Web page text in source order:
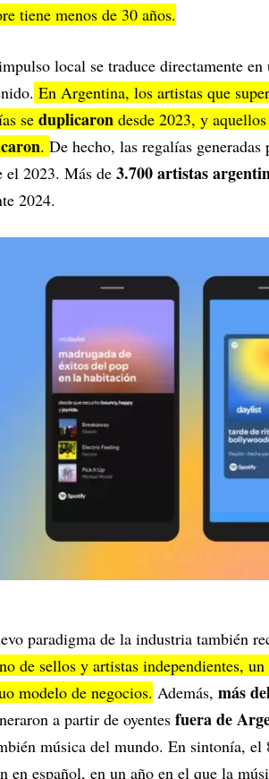
tiene menos de 30 años.
local se traduce directamente
En Argentina, los artistas que
se duplicaron desde 2023, y
. De hecho, las regalías
el 2023. Más de 3.700 artistas
2024.
paradigma de la industria también
de sellos y artistas independientes,
modelo de negocios. Además, más
a partir de oyentes fuera de
música del mundo. En sintonía,
en español, en un año en el que la